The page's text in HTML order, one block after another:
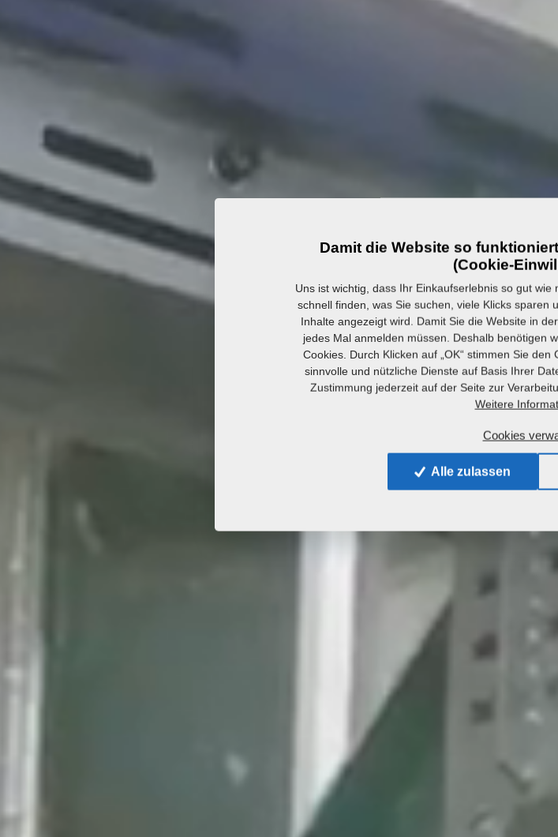
Damit die Website so
(Cookie-
Uns ist wichtig, dass Ihr Einkaufserlebnis so gut
schnell finden, was Sie suchen, viele Klicks sparen
Inhalte angezeigt wird. Damit Sie die Website in
jedes Mal anmelden müssen. Deshalb benötigen
Cookies. Durch Klicken auf „OK“ stimmen Sie
sinnvolle und nützliche Dienste auf Basis Ihrer
Zustimmung jederzeit auf der Seite zur
Weitere
Cookies
Alle zulassen